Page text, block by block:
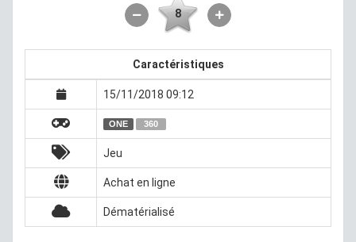
8
Caractéristiques
15/11/2018 09:12
ONE 360
Jeu
Achat en ligne
Dématérialisé